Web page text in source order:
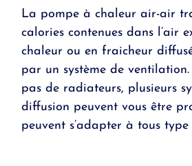
La pompe à chaleur air-air
calories contenues dans l’air
chaleur ou en fraicheur
par un système de
pas de radiateurs, plusieurs
diffusion peuvent vous être
peuvent s’adapter à tous type